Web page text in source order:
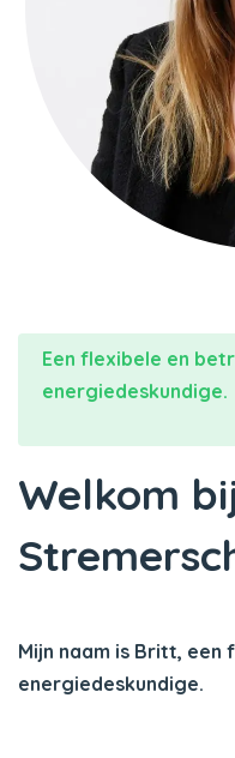
Een flexibele en
energiedeskundige.
Welkom
Mijn naam is Britt,
energiedeskundige.